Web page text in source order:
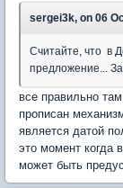
sergei3k, on 06
Считайте, что в
предложение...
все правильно
прописан
является датой
это момент когда
может быть